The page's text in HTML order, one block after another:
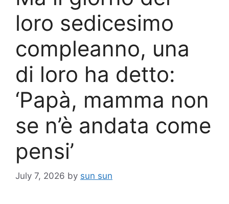
loro sedicesimo
compleanno, una
di loro ha detto:
‘Papà, mamma non
se n’è andata come
pensi’
July 7, 2026 by sun sun